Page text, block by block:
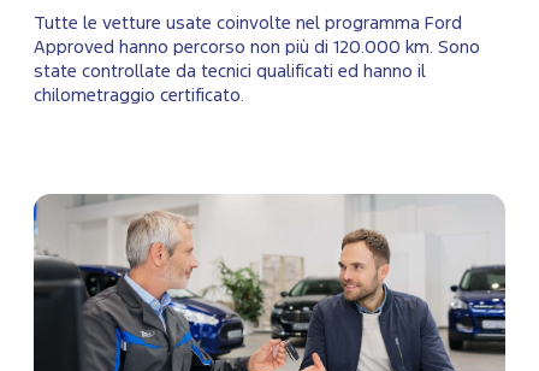
Tutte le vetture usate coinvolte nel programma Ford
Approved hanno percorso non più di 120.000 km. Sono
state controllate da tecnici qualificati ed hanno il
chilometraggio certificato.